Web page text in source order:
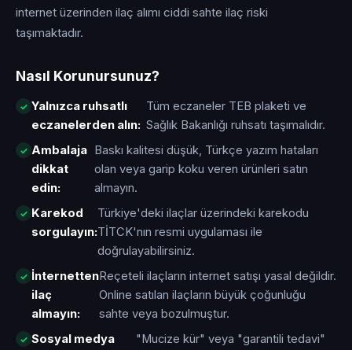
internet üzerinden ilaç alımı ciddi sahte ilaç riski
taşımaktadır.
Nasıl Korunursunuz?
Yalnızca ruhsatlı
eczanelerden alın:
Tüm eczaneler TEB plaketi ve
Sağlık Bakanlığı ruhsatı taşımalıdır.
Ambalaja
dikkat
edin:
Baskı kalitesi düşük, Türkçe yazım hataları
olan veya garip koku veren ürünleri satın
almayın.
Karekod
sorgulayın:
Türkiye'deki ilaçlar üzerindeki karekodu
TİTCK'nın resmi uygulaması ile
doğrulayabilirsiniz.
İnternetten
ilaç
almayın:
Reçeteli ilaçların internet satışı yasal değildir.
Online satılan ilaçların büyük çoğunluğu
sahte veya bozulmuştur.
Sosyal medya
"Mucize kür" veya "garantili tedavi"